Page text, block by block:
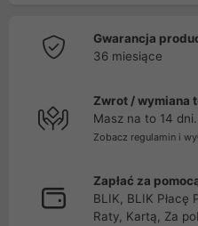
Gwarancja
36 miesiące
Zwrot / wymiana
Masz na to 14 dni.
Zobacz regulamin i
Zapłać za
BLIK, BLIK Płacę
Raty, Kartą, Za